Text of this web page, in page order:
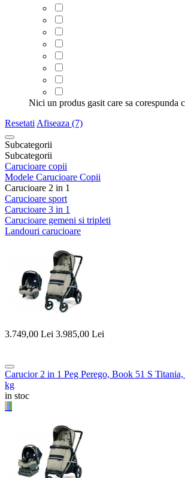
Nici un produs gasit care sa corespunda
Resetati Afiseaza (7)
Subcategorii
Subcategorii
Carucioare copii
Modele Carucioare Copii
Carucioare 2 in 1
Carucioare sport
Carucioare 3 in 1
Carucioare gemeni si tripleti
Landouri carucioare
3.749,00 Lei 3.985,00 Lei
Carucior 2 in 1 Peg Perego, Book 51 S
kg
in stoc